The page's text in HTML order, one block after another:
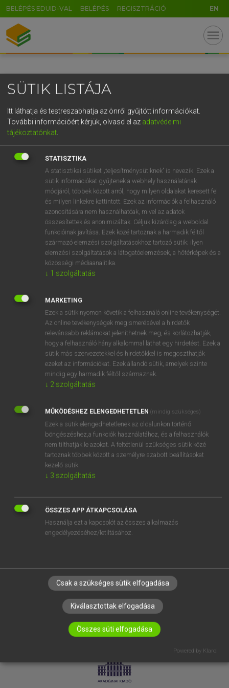
BELÉPÉS EDUID-VAL BELÉPÉS REGISZTRÁCIÓ EN
menu
OOOOPS!
SZOTAR.NET APPLIKÁCIÓ
MICROSOFT OFFICE BŐVÍTMÉNY
BEÉPÜLŐ SZÓTÁRMODUL
ONLINE NYELVVIZSGA
EGYÉNI FELHASZNÁLÓKNAK
TANULÓKNAK
OKTATÁSI INTÉZMÉNYEKNEK
VÁLLALATI MEGOLDÁSOK
RÓLUNK
ELÉRHETŐSÉG
SÜTI BEÁLLÍTÁSOK
LICENCSZERZŐDÉS ADATVÉDELEM
SÜTIK LISTÁJA
Itt láthatja és testreszabhatja az önről gyűjtött információkat.
További információért kérjük, olvasd el az adatvédelmi
tájékoztatónkat
STATISZTIKA
A statisztikai sütiket „teljesítménysütiknek” is nevezik. Ezek a
sütik információkat gyűjtenek a webhely használatának
módjáról, többek között arról, hogy milyen oldalakat keresett fel
és milyen linkekre kattintott. Ezek az információk a felhasználó
azonosítására nem használhatóak, mivel az adatok
összesítettek és anonimizáltak. Céljuk kizárólag a weboldal
funkcióinak javítása. Ezek közé tartoznak a harmadik féltől
származó elemzési szolgáltatásokhoz tartozó sütik; ilyen
elemzési szolgáltatások a látogatóelemzések, a hőtérképek és a
közösségi médiaanalitika.
↓ 1 szolgáltatás
MARKETING
Ezek a sütik nyomon követik a felhasználó online tevékenységét.
Az online tevékenységek megismerésével a hirdetők
relevánsabb reklámokat jeleníthetnek meg, és korlátozhatják,
hogy a felhasználó hány alkalommal láthat egy hirdetést. Ezek a
sütik más szervezetekkel és hirdetőkkel is megoszthatják
ezeket az információkat. Ezek állandó sütik, amelyek szinte
mindig egy harmadik féltől származnak.
↓ 2 szolgáltatás
MŰKÖDÉSHEZ ELENGEDHETETLEN (mindig szükséges)
Ezek a sütik elengedhetetlenek az oldalunkon történő
böngészéshez,a funkciók használatához, és a felhasználók
nem tilthatják le azokat. A feltétlenül szükséges sütik közé
tartoznak többek között a személyre szabott beállításokat
kezelő sütik.
↓ 3 szolgáltatás
ÖSSZES APP ÁTKAPCSOLÁSA
Használja ezt a kapcsolót az összes alkalmazás
engedélyezéséhez/letiltásához.
Csak a szükséges sütik elfogadása
Kiválasztottak elfogadása
Összes süti elfogadása
Powered by Klaro!
GR
5
g h k l
v b n m , . - AltGr